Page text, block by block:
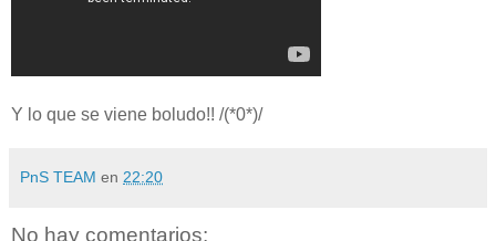
Y lo que se viene boludo!! /(*0*)/
PnS TEAM en 22:20
No hay comentarios: